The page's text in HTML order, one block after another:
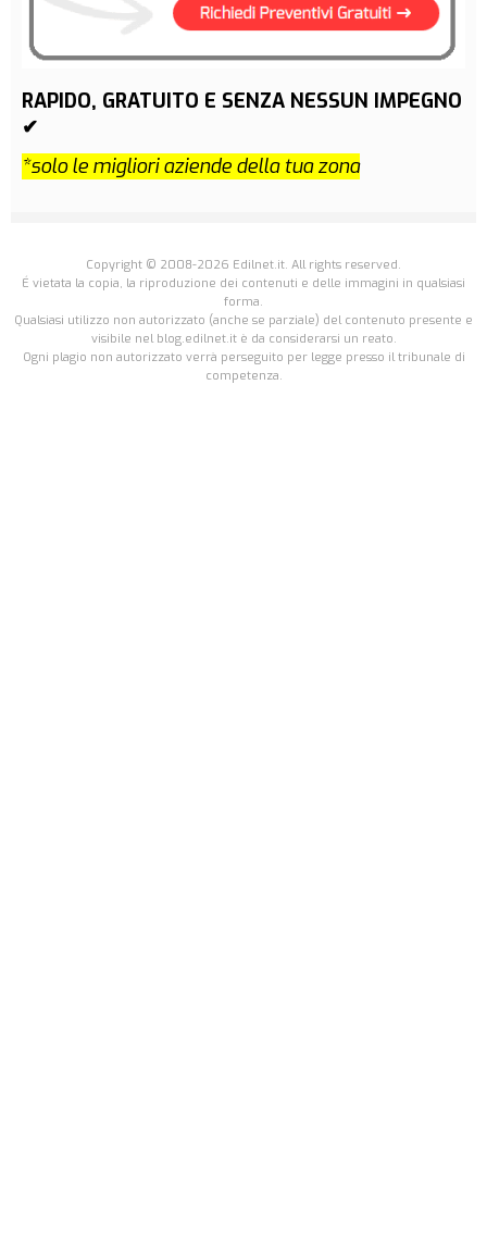
RAPIDO, GRATUITO E SENZA NESSUN IMPEGNO
✔
*solo le migliori aziende della tua zona
Copyright © 2008-2026 Edilnet.it. All rights reserved.
É vietata la copia, la riproduzione dei contenuti e delle immagini in qualsiasi
forma.
Qualsiasi utilizzo non autorizzato (anche se parziale) del contenuto presente e
visibile nel blog.edilnet.it è da considerarsi un reato.
Ogni plagio non autorizzato verrà perseguito per legge presso il tribunale di
competenza.